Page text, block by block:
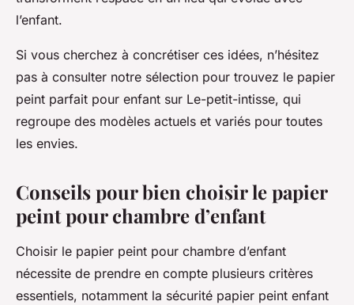
l’enfant.
Si vous cherchez à concrétiser ces idées, n’hésitez
pas à consulter notre sélection pour trouvez le papier
peint parfait pour enfant sur Le-petit-intisse, qui
regroupe des modèles actuels et variés pour toutes
les envies.
Conseils pour bien choisir le papier
peint pour chambre d’enfant
Choisir le papier peint pour chambre d’enfant
nécessite de prendre en compte plusieurs critères
essentiels, notamment la sécurité papier peint enfant